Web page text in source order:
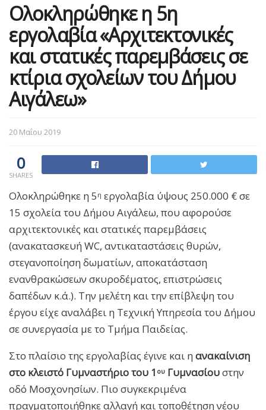
Ολοκληρώθηκε η 5η
εργολαβία «Αρχιτεκτονικές
και στατικές παρεμβάσεις σε
κτίρια σχολείων του Δήμου
Αιγάλεω»
20 Μαΐου 2019
0
SHARES
Ολοκληρώθηκε η 5 η εργολαβία ύψους 250.000 € σε
15 σχολεία του Δήμου Αιγάλεω, που αφορούσε
αρχιτεκτονικές και στατικές παρεμβάσεις
(ανακατασκευή WC, αντικαταστάσεις θυρών,
στεγανοποίηση δωματίων, αποκατάσταση
ενανθρακώσεων σκυροδέματος, επιστρώσεις
δαπέδων κ.ά.). Την μελέτη και την επίβλεψη του
έργου είχε αναλάβει η Τεχνική Υπηρεσία του Δήμου
σε συνεργασία με το Τμήμα Παιδείας.
Στο πλαίσιο της εργολαβίας έγινε και η ανακαίνιση
στο κλειστό Γυμναστήριο του 1 ου Γυμνασίουστην
οδό Μοσχονησίων. Πιο συγκεκριμένα
πραγματοποιήθηκε αλλαγή και τοποθέτηση νέου